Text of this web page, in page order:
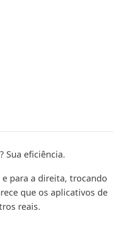
Sua eficiência.
para a direita, trocando
que os aplicativos de
reais.